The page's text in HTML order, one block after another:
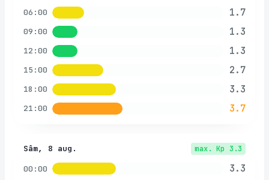
06:00 1.7
09:00 1.3
12:00 1.3
15:00 2.7
18:00 3.3
21:00 3.7
Sâm, 8 aug. max. Kp 3.3
00:00 3.3